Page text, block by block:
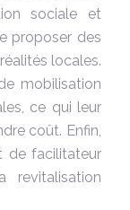
sociale et
proposer des
locales.
mobilisation
ce qui leur
coût. Enfin,
de facilitateur
revitalisation